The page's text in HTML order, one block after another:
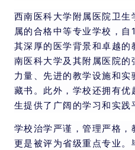
西南医科大学附属医院卫
属的合格中等专业学校，
其深厚的医学背景和卓越
南医科大学及其附属医院
力量、先进的教学设施和
藏书。此外，学校还拥有
生提供了广阔的学习和实践
学校治学严谨，管理严格
更是被评为省级重点专业